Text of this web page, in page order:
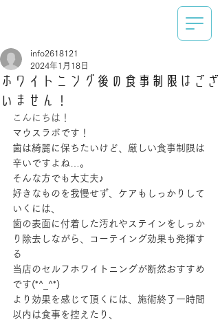
ホワイトニング後の食事制限はござ
いません！
info2618121
2024年1月18日
こんにちは！
マウスラボです！
歯は綺麗に保ちたいけど、厳しい食事制限は
辛いですよね…。
そんな方でも大丈夫♪
好きなものを我慢せず、ケアもしっかりして
いくには、
歯の表面に付着した汚れやステインをしっか
り除去しながら、コーテイング効果も発揮す
る
当店のセルフホワイトニングが断然おすすめ
です(*^_^*)
より効果を感じて頂くには、施術終了一時間
以内は食事を控えたり、